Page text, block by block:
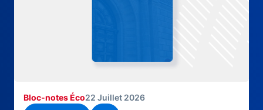
Bloc-notes Éco22 Juillet 2026